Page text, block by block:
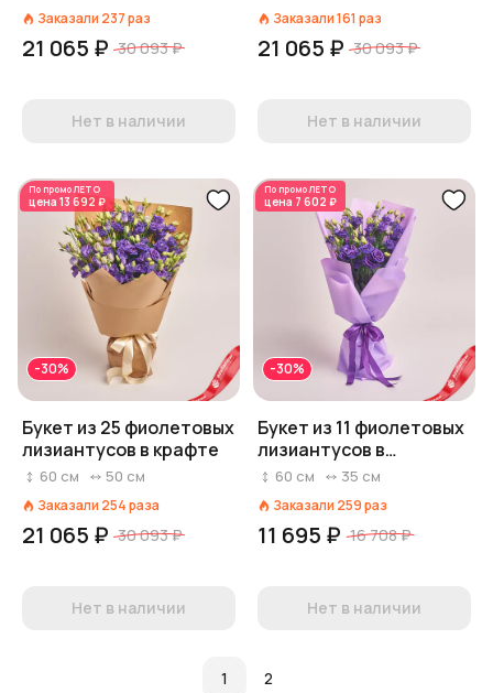
Заказали 237раз
21 065 ₽ 30 093 ₽
Нет в наличии
Заказали161 раз
21 065 ₽ 30 093 ₽
Нет в наличии
По промоЛЕТО
цена 13 692 ₽
-30%
Букет из 25 фиолетовых
лизиантусов в крафте
60 см 50 см
Заказали 254раза
21 065 ₽ 30 093 ₽
Нет в наличии
По промоЛЕТО
цена 7 602 ₽
-30%
Букет из 11 фиолетовых
лизиантусов в
фиолетовой пленке
60 см 35 см
Заказали 259раз
11 695 ₽ 16 708 ₽
Нет в наличии
1 2